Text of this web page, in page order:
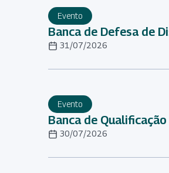
Evento
Banca de Defesa de
31/07/2026
Evento
Banca de
30/07/2026